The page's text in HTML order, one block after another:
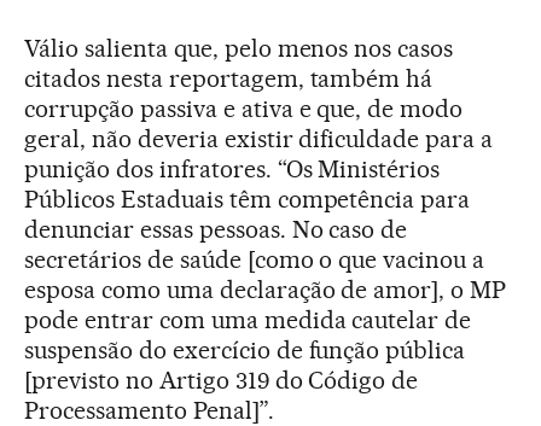
Válio salienta que, pelo menos nos casos
citados nesta reportagem, também há
corrupção passiva e ativa e que, de modo
geral, não deveria existir dificuldade para a
punição dos infratores. “Os Ministérios
Públicos Estaduais têm competência para
denunciar essas pessoas. No caso de
secretários de saúde [como o que vacinou a
esposa como uma declaração de amor], o MP
pode entrar com uma medida cautelar de
suspensão do exercício de função pública
[previsto no Artigo 319 do Código de
Processamento Penal]”.